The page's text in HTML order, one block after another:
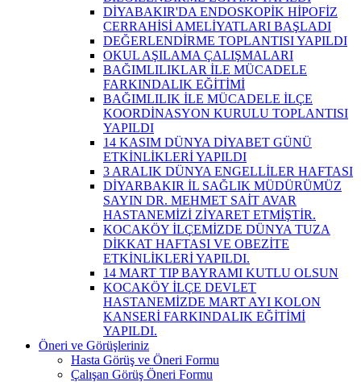
DİYABAKIR'DA ENDOSKOPİK HİPOFİZ
CERRAHİSİ AMELİYATLARI BAŞLADI
DEĞERLENDİRME TOPLANTISI YAPILDI
OKUL AŞILAMA ÇALIŞMALARI
BAĞIMLILIKLAR İLE MÜCADELE
FARKINDALIK EĞİTİMİ
BAĞIMLILIK İLE MÜCADELE İLÇE
KOORDİNASYON KURULU TOPLANTISI
YAPILDI
14 KASIM DÜNYA DİYABET GÜNÜ
ETKİNLİKLERİ YAPILDI
3 ARALIK DÜNYA ENGELLİLER HAFTASI
DİYARBAKIR İL SAĞLIK MÜDÜRÜMÜZ
SAYIN DR. MEHMET SAİT AVAR
HASTANEMİZİ ZİYARET ETMİŞTİR.
KOCAKÖY İLÇEMİZDE DÜNYA TUZA
DİKKAT HAFTASI VE OBEZİTE
ETKİNLİKLERİ YAPILDI.
14 MART TIP BAYRAMI KUTLU OLSUN
KOCAKÖY İLÇE DEVLET
HASTANEMİZDE MART AYI KOLON
KANSERİ FARKINDALIK EĞİTİMİ
YAPILDI.
Öneri ve Görüşleriniz
Hasta Görüş ve Öneri Formu
Çalışan Görüş Öneri Formu